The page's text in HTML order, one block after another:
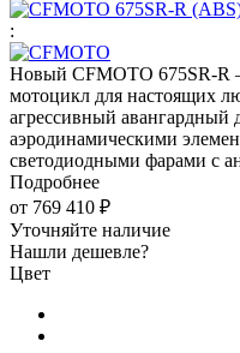
:
Новый CFMOTO 675SR-R
мотоцикл для настоящих
агрессивный авангардный
аэродинамическими
светодиодными фарами с
Подробнее
от 769 410 ₽
Уточняйте наличие
Нашли дешевле?
Цвет